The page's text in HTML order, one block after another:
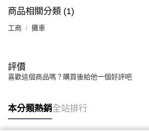
商品相關分類 (1)
工商 攤車
評價
喜歡這個商品嗎？購買後給他一個好評吧
本分類熱銷全站排行